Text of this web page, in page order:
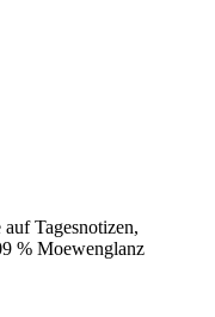
Tagesnotizen,
% Moewenglanz